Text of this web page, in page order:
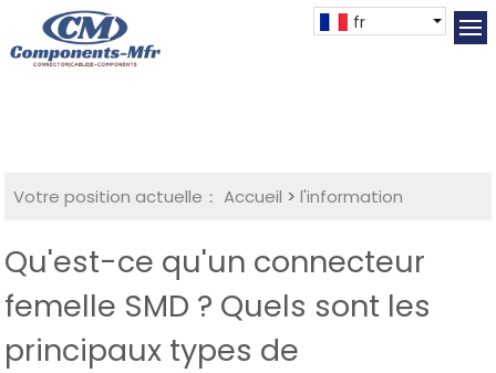
fr
Votre position actuelle： Accueil >l'information
Qu'est-ce qu'un connecteur
femelle SMD ? Quels sont les
principaux types de